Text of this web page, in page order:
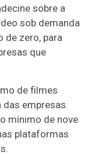
sobre a
sob demanda
de zero, para
que
de filmes
das empresas.
mínimo de nove
plataformas